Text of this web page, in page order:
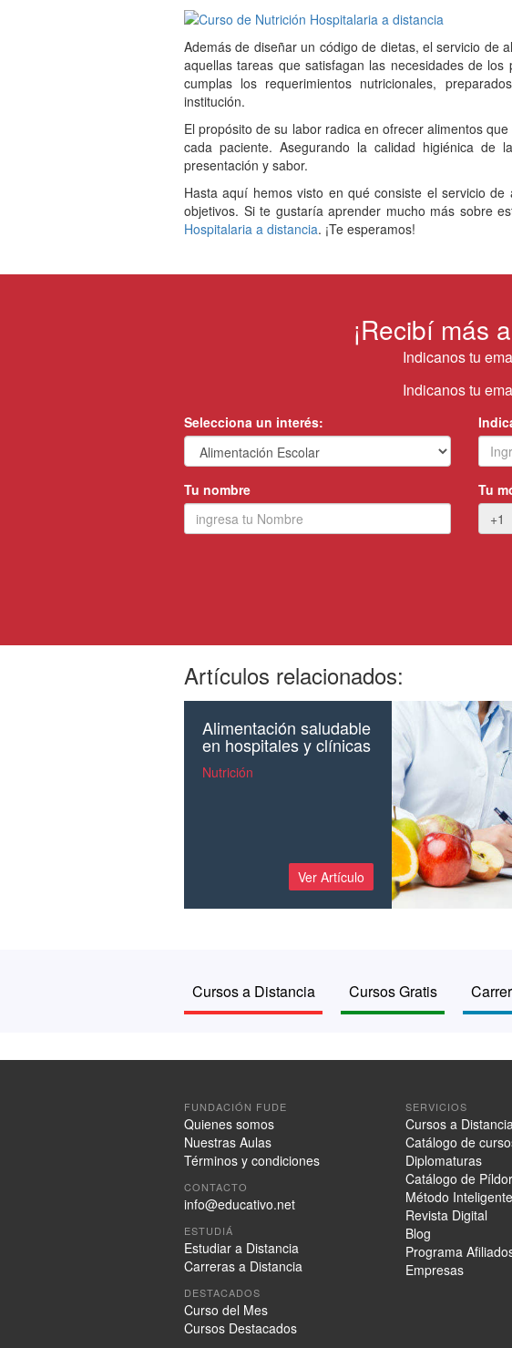
Además de diseñar un código de dietas, el servicio de
aquellas tareas que satisfagan las necesidades de
cumplas los requerimientos nutricionales,
institución.
El propósito de su labor radica en ofrecer alimentos
cada paciente. Asegurando la calidad higiénica de
presentación y sabor.
Hasta aquí hemos visto en qué consiste el servicio
objetivos. Si te gustaría aprender mucho más sobre
Hospitalaria a distancia. ¡Te esperamos!
¡Recibí más
Indicanos tu
Indicanos tu
Selecciona un interés:
Tu nombre
Tu
+1
Artículos relacionados:
Alimentación saludable
en hospitales y clínicas
Nutrición
Ver Artículo
Cursos a Distancia Cursos Gratis
FUNDACIÓN FUDE
Quienes somos
Nuestras Aulas
Términos y condiciones
CONTACTO
info@educativo.net
ESTUDIÁ
Estudiar a Distancia
Carreras a Distancia
DESTACADOS
Curso del Mes
Cursos Destacados
SERVICIOS
Cursos a Distancia
Catálogo de
Diplomaturas
Catálogo de
Método Inteligente
Revista Digital
Blog
Programa
Empresas